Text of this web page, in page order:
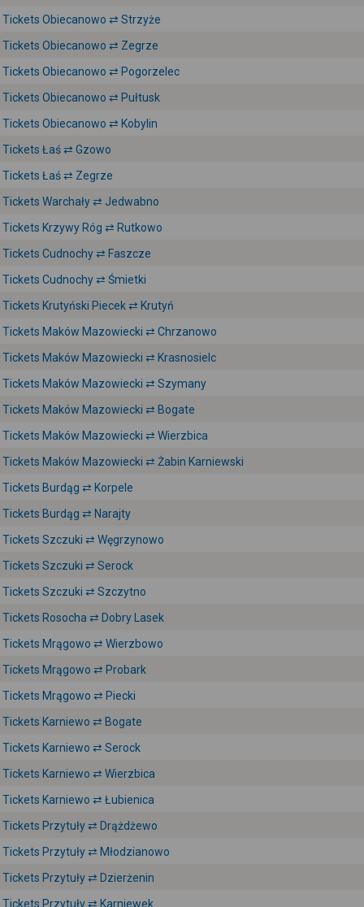
Tickets Obiecanowo ⇄ Strzyże
Tickets Obiecanowo ⇄ Zegrze
Tickets Obiecanowo ⇄ Pogorzelec
Tickets Obiecanowo ⇄ Pułtusk
Tickets Obiecanowo ⇄ Kobylin
Tickets Łaś ⇄ Gzowo
Tickets Łaś ⇄ Zegrze
Tickets Warchały ⇄ Jedwabno
Tickets Krzywy Róg ⇄ Rutkowo
Tickets Cudnochy ⇄ Faszcze
Tickets Cudnochy ⇄ Śmietki
Tickets Krutyński Piecek ⇄ Krutyń
Tickets Maków Mazowiecki ⇄ Chrzanowo
Tickets Maków Mazowiecki ⇄ Krasnosielc
Tickets Maków Mazowiecki ⇄ Szymany
Tickets Maków Mazowiecki ⇄ Bogate
Tickets Maków Mazowiecki ⇄ Wierzbica
Tickets Maków Mazowiecki ⇄ Żabin Karniewski
Tickets Burdąg ⇄ Korpele
Tickets Burdąg ⇄ Narajty
Tickets Szczuki ⇄ Węgrzynowo
Tickets Szczuki ⇄ Serock
Tickets Szczuki ⇄ Szczytno
Tickets Rosocha ⇄ Dobry Lasek
Tickets Mrągowo ⇄ Wierzbowo
Tickets Mrągowo ⇄ Probark
Tickets Mrągowo ⇄ Piecki
Tickets Karniewo ⇄ Bogate
Tickets Karniewo ⇄ Serock
Tickets Karniewo ⇄ Wierzbica
Tickets Karniewo ⇄ Łubienica
Tickets Przytuły ⇄ Drążdżewo
Tickets Przytuły ⇄ Młodzianowo
Tickets Przytuły ⇄ Dzierżenin
Tickets Przytuły ⇄ Karniewek